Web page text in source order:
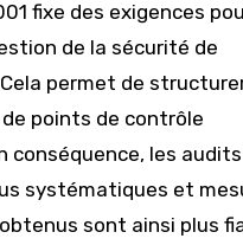
fixe des exigences
de la sécurité de
permet de
points de contrôle
conséquence, les audits
systématiques et
sont ainsi plus